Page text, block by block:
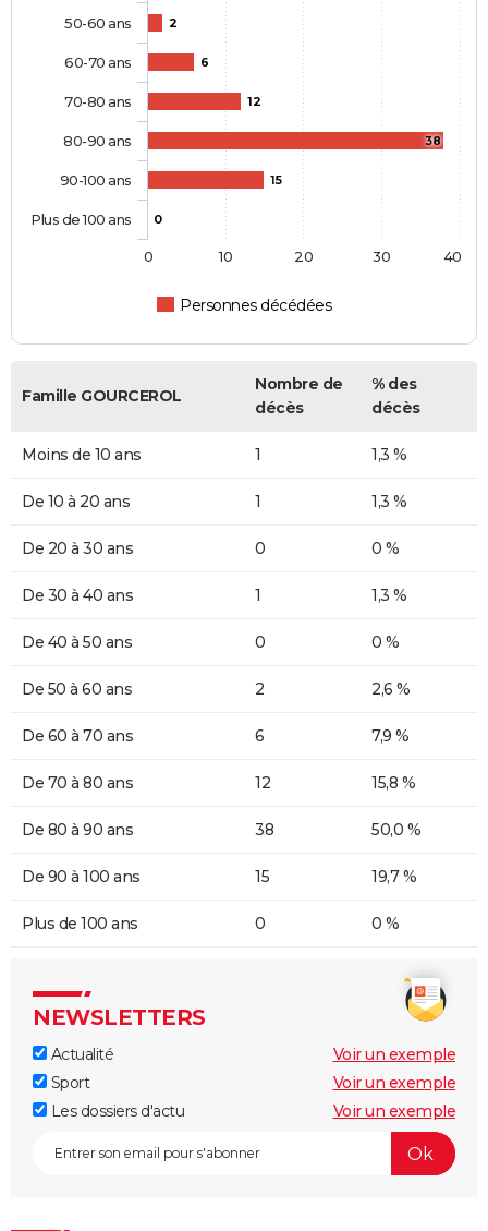
2
6
12
38
15
0
Personnes décédées
50-60 ans
60-70 ans
70-80 ans
80-90 ans
90-100 ans
Plus de 100 ans
0 10 20 30 40
Famille GOURCEROL
Nombre de
décès
% des
décès
Moins de 10 ans 1 1,3 %
De 10 à 20 ans 1 1,3 %
De 20 à 30 ans 0 0 %
De 30 à 40 ans 1 1,3 %
De 40 à 50 ans 0 0 %
De 50 à 60 ans 2 2,6 %
De 60 à 70 ans 6 7,9 %
De 70 à 80 ans 12 15,8 %
De 80 à 90 ans 38 50,0 %
De 90 à 100 ans 15 19,7 %
Plus de 100 ans 0 0 %
NEWSLETTERS
Actualité
Voir un exemple
Sport
Voir un exemple
Les dossiers d'actu
Voir un exemple